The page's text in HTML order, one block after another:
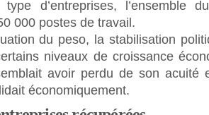
d’entreprises, l’ensemble
000 postes de travail.
du peso, la stabilisation
niveaux de croissance
avoir perdu de son acuité
économiquement.